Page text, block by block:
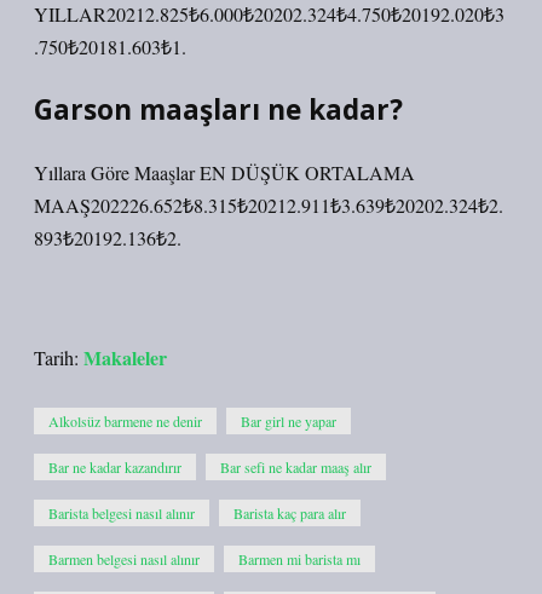
YILLAR20212.825₺6.000₺20202.324₺4.750₺20192.020₺3
.750₺20181.603₺1.
Garson maaşları ne kadar?
Yıllara Göre Maaşlar EN DÜŞÜK ORTALAMA
MAAŞ202226.652₺8.315₺20212.911₺3.639₺20202.324₺2.
893₺20192.136₺2.
Tarih: Makaleler
Alkolsüz barmene ne denir Bar girl ne yapar
Bar ne kadar kazandırır Bar sefi ne kadar maaş alır
Barista belgesi nasıl alınır Barista kaç para alır
Barmen belgesi nasıl alınır Barmen mi barista mı